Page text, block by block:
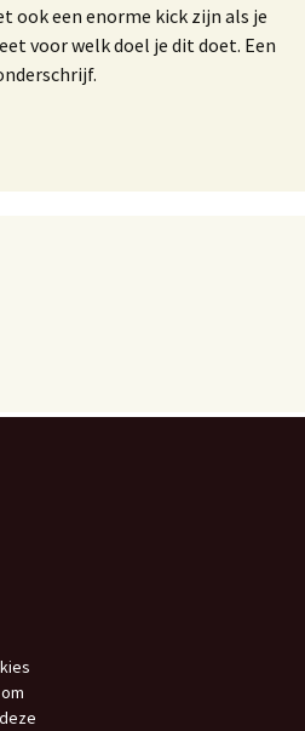
ook een enorme kick zijn als je
voor welk doel je dit doet. Een